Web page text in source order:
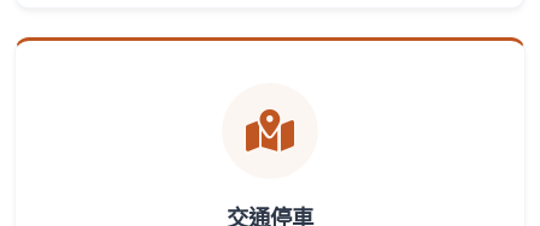
交通停車